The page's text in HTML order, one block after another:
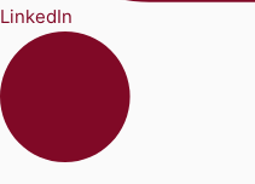
LinkedIn